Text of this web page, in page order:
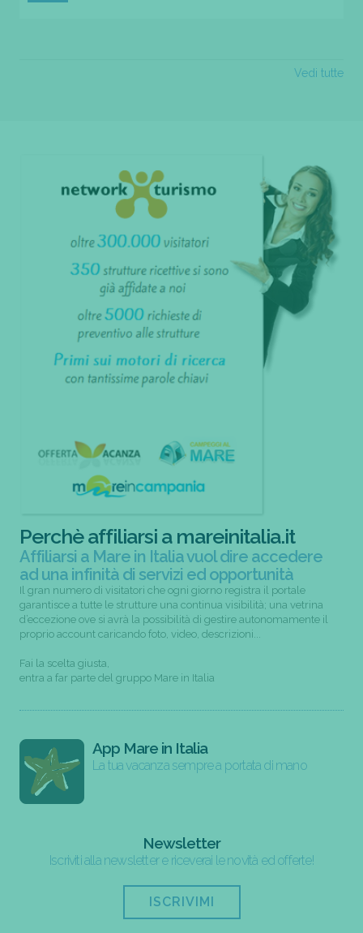
Vedi tutte
Perchè affiliarsi a mareinitalia.it
Affiliarsi a Mare in Italia vuol dire accedere
ad una infinità di servizi ed opportunità
Il gran numero di visitatori che ogni giorno registra il portale
garantisce a tutte le strutture una continua visibilità; una vetrina
d’eccezione ove si avrà la possibilità di gestire autonomamente il
proprio account caricando foto, video, descrizioni...
Fai la scelta giusta,
entra a far parte del gruppo Mare in Italia
App Mare in Italia
La tua vacanza sempre a portata di mano
Newsletter
Iscriviti alla newsletter e riceverai le novità ed offerte!
ISCRIVIMI